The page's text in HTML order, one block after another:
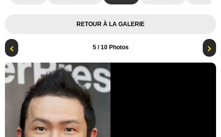
RETOUR À LA GALERIE
5/ 10 Photos